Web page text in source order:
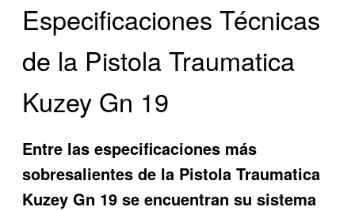
Especificaciones Técnicas
de la Pistola Traumatica
Kuzey Gn 19
Entre las especificaciones más
sobresalientes de la Pistola Traumatica
Kuzey Gn 19 se encuentran su sistema